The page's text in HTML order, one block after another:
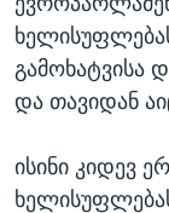
გამოხატვისა
და თავიდან
ისინი კიდევ